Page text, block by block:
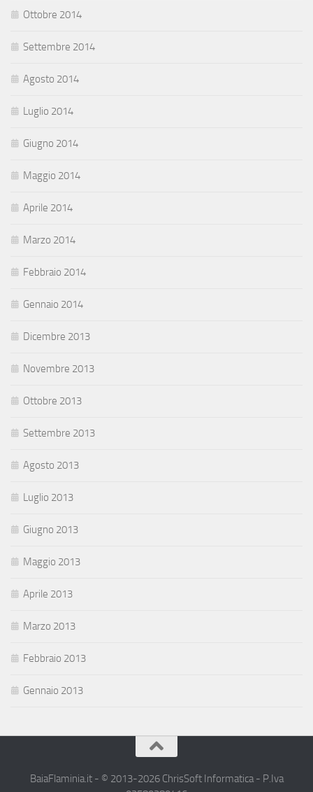
Ottobre 2014
Settembre 2014
Agosto 2014
Luglio 2014
Giugno 2014
Maggio 2014
Aprile 2014
Marzo 2014
Febbraio 2014
Gennaio 2014
Dicembre 2013
Novembre 2013
Ottobre 2013
Settembre 2013
Agosto 2013
Luglio 2013
Giugno 2013
Maggio 2013
Aprile 2013
Marzo 2013
Febbraio 2013
Gennaio 2013
BaiaFlaminia.it - © 2013-2026 ChrisSoft Informatica - P.Iva